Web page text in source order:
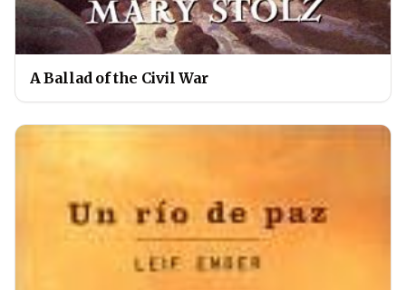
A Ballad of the Civil War